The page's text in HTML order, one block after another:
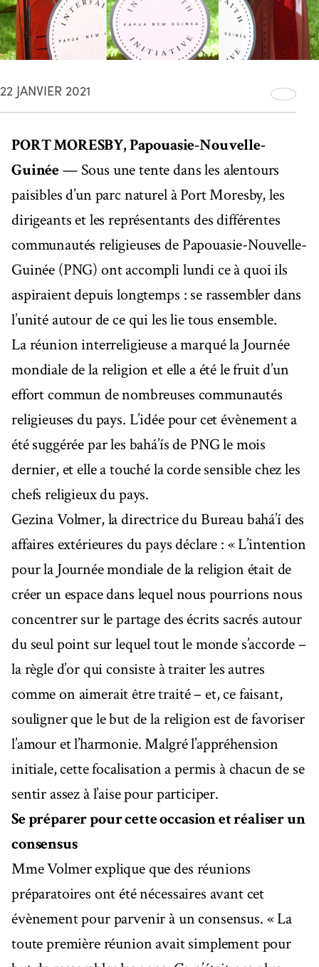
22 JANVIER 2021
PORT MORESBY, Papouasie-Nouvelle-
Guinée— Sous une tente dans les alentours
paisibles d’un parc naturel à Port Moresby, les
dirigeants et les représentants des différentes
communautés religieuses de Papouasie-Nouvelle-
Guinée (PNG) ont accompli lundi ce à quoi ils
aspiraient depuis longtemps : se rassembler dans
l’unité autour de ce qui les lie tous ensemble.
La réunion interreligieuse a marqué la Journée
mondiale de la religion et elle a été le fruit d’un
effort commun de nombreuses communautés
religieuses du pays. L’idée pour cet évènement a
été suggérée par les bahá’ís de PNG le mois
dernier, et elle a touché la corde sensible chez les
chefs religieux du pays.
Gezina Volmer, la directrice du Bureau bahá’í des
affaires extérieures du pays déclare : « L’intention
pour la Journée mondiale de la religion était de
créer un espace dans lequel nous pourrions nous
concentrer sur le partage des écrits sacrés autour
du seul point sur lequel tout le monde s’accorde –
la règle d’or qui consiste à traiter les autres
comme on aimerait être traité – et, ce faisant,
souligner que le but de la religion est de favoriser
l’amour et l’harmonie. Malgré l’appréhension
initiale, cette focalisation a permis à chacun de se
sentir assez à l’aise pour participer.
Se préparer pour cette occasion et réaliser un
consensus
Mme Volmer explique que des réunions
préparatoires ont été nécessaires avant cet
évènement pour parvenir à un consensus. « La
toute première réunion avait simplement pour